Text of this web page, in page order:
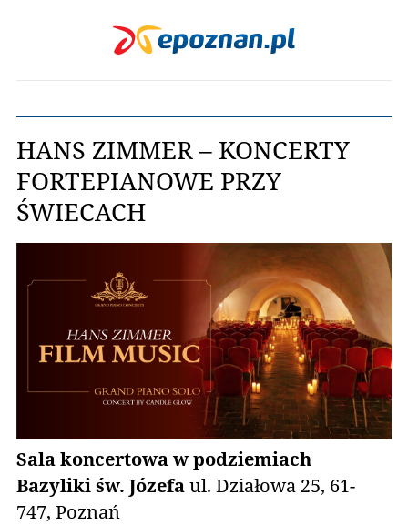
HANS ZIMMER – KONCERTY
FORTEPIANOWE PRZY
ŚWIECACH
Sala koncertowa w podziemiach
Bazyliki św. Józefaul. Działowa 25, 61-
747, Poznań